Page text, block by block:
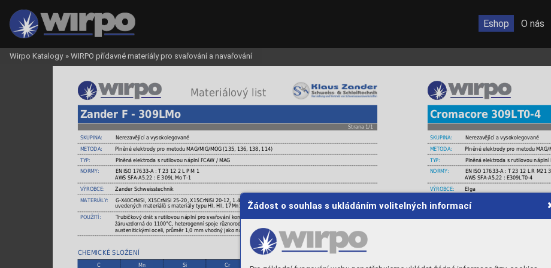
Žádost o souhlas s ukládáním volitelných informací
Materiálový list
Zander F - 309LMo
Strana 1/1
SKUPINA: Nerezavějící a vysokolegované
METODA: Plněné elektrody pro metodu MAG/MIG/MOG (135, 136, 138, 114)
TYP: Plněná elektroda s rutilovou náplní FCAW / MAG
NORMY:
EN ISO 17633-A : T 23 12 2 L P M 1
AWS SFA-A5.22 : E 309L Mo T-1
VÝROBCE:
Zander Schweisstechnik
MATERIÁLY:
G-X40CrNiSi, X15CrNiSi 25-20, X15CrNiSi 20-12, 1.4825, 1.4841, 1.4828, 1.4311, heterogenní spoje výše
uvedených materiálů s materiály typu HI, HII, 17Mn14, 15Mo3, StE 355 a další
POUŽITÍ:
Trubičkový drát s rutilovou náplní pro svařování korozivzdorných tlakových nádob s teplotou do 350°C,
žáruvzdorná do 1100°C, heterogenní spoje různorodých ocelí,přechodové vrstvy, svařování feritických s
austenitickými oceli, průměr 1,0 mm vhodný jako náhrada za metodu TIG pro ekonomičtější svařování.
CHEMICKÉ SLOŽENÍ
C Mn Si Cr Ni
Cromacore 309LT0-4
SKUPINA: Nerezavějící a vysokolegované
METODA: Plněné elektrody pro metodu MAG/
TYP: Plněná elektroda s rutilovou náplní
NORMY:
EN ISO 17633-A : T 23 12 L R M21 3
AWS SFA-A5.22 : E309LT0-4
VÝROBCE:
Elga
G-X40CrNiSi, X15CrNiSi 25-20,
uvedených materiálů s materiály
Svařování korozivzdorných
různorodých ocelí, přechodové
Eshop O nás
Wirpo Katalogy » WIRPO přídavné materiály pro svařování a navařování